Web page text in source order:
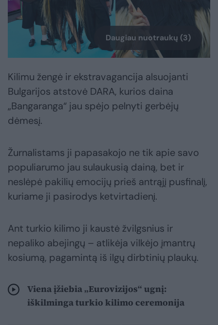
Daugiau nuotraukų (3)
Kilimu žengė ir ekstravagancija alsuojanti
Bulgarijos atstovė DARA, kurios daina
„Bangaranga“ jau spėjo pelnyti gerbėjų
dėmesį.
Žurnalistams ji papasakojo ne tik apie savo
populiarumo jau sulaukusią dainą, bet ir
neslėpė pakilių emocijų prieš antrąjį pusfinalį,
kuriame ji pasirodys ketvirtadienį.
Ant turkio kilimo ji kaustė žvilgsnius ir
nepaliko abejingų – atlikėja vilkėjo įmantrų
kosiumą, pagamintą iš ilgų dirbtinių plaukų.
Viena įžiebia „Eurovizijos“ ugnį:
iškilminga turkio kilimo ceremonija